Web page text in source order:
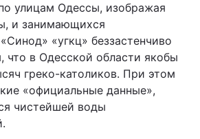
улицам Одессы, изображая
и занимающихся
«угкц» беззастенчиво
что в Одесской области якобы
греко-католиков. При этом
«официальные данные»,
чистейшей воды